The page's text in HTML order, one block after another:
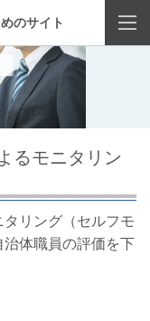
のサイト
るモニタリン
リング（セルフモ
体職員の評価を下